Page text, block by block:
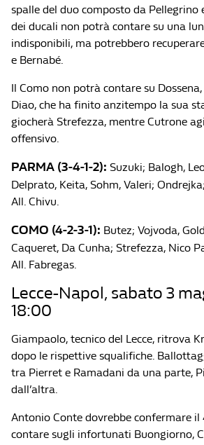
spalle del duo composto da Pellegrino
dei ducali non potrà contare su una
indisponibili, ma potrebbero
e Bernabé.
Il Como non potrà contare su
Diao, che ha finito anzitempo la sua
giocherà Strefezza, mentre Cutrone
offensivo.
PARMA (3-4-1-2): Suzuki; Balogh,
Delprato, Keita, Sohm, Valeri;
All. Chivu.
COMO (4-2-3-1): Butez; Vojvoda,
Caqueret, Da Cunha; Strefezza, Nico
All. Fabregas.
Lecce-Napol, sabato 3
18:00
Giampaolo, tecnico del Lecce, ritrova
dopo le rispettive squalifiche.
tra Pierret e Ramadani da una parte,
dall’altra.
Antonio Conte dovrebbe confermare il
contare sugli infortunati Buongiorno,